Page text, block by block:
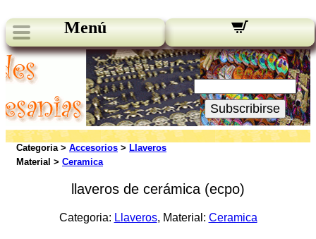
Menú
Novedades:
Su Email:
Subscribirse
Categoria > Accesorios > Llaveros
Material > Ceramica
llaveros de cerámica (ecpo)
Categoria: Llaveros, Material: Ceramica